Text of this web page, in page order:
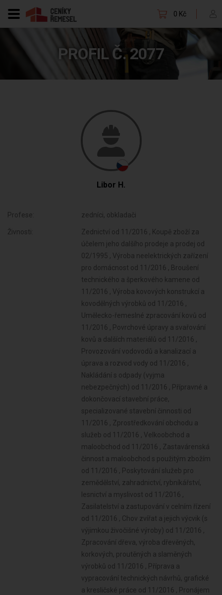
0 Kč
PROFIL Č. 2077
Libor H.
Profese: zedníci, obkladači
Živnosti:
Zednictví od 11/2016 , Koupě zboží za
účelem jeho dalšího prodeje a prodej od
02/1995 , Výroba neelektrických zařízení
pro domácnost od 11/2016 , Broušení
technického a šperkového kamene od
11/2016 , Výroba kovových konstrukcí a
kovodělných výrobků od 11/2016 ,
Umělecko-řemeslné zpracování kovů od
11/2016 , Povrchové úpravy a svařování
kovů a dalších materiálů od 11/2016 ,
Provozování vodovodů a kanalizací a
úprava a rozvod vody od 11/2016 ,
Nakládání s odpady (vyjma
nebezpečných) od 11/2016 , Přípravné a
dokončovací stavební práce,
specializované stavební činnosti od
11/2016 , Zprostředkování obchodu a
služeb od 11/2016 , Velkoobchod a
maloobchod od 11/2016 , Zastavárenská
činnost a maloobchod s použitým zbožím
od 11/2016 , Poskytování služeb pro
zemědělství, zahradnictví, rybníkářství,
lesnictví a myslivost od 11/2016 ,
Zasilatelství a zastupování v celním řízení
od 11/2016 , Chov zvířat a jejich výcvik (s
výjimkou živočišné výroby) od 11/2016 ,
Zpracování dřeva, výroba dřevěných,
korkových, proutěných a slaměných
výrobků od 11/2016 , Příprava a
vypracování technických návrhů, grafické
a kresličské práce od 11/2016 , Pronájem